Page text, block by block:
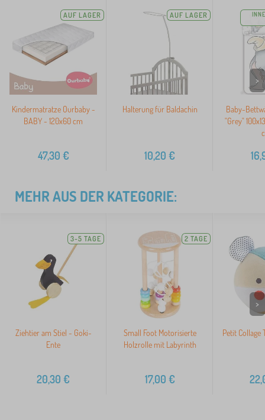
AUF LAGER
Kindermatratze Ourbaby -
BABY - 120x60 cm
47,30 €
AUF LAGER
Halterung für Baldachin
10,20 €
Baby-
"Grey"
>
MEHR AUS DER KATEGORIE:
3-5 TAGE
Ziehtier am Stiel - Goki-
Ente
20,30 €
2 TAGE
Small Foot Motorisierte
Holzrolle mit Labyrinth
17,00 €
Petit Collage
>